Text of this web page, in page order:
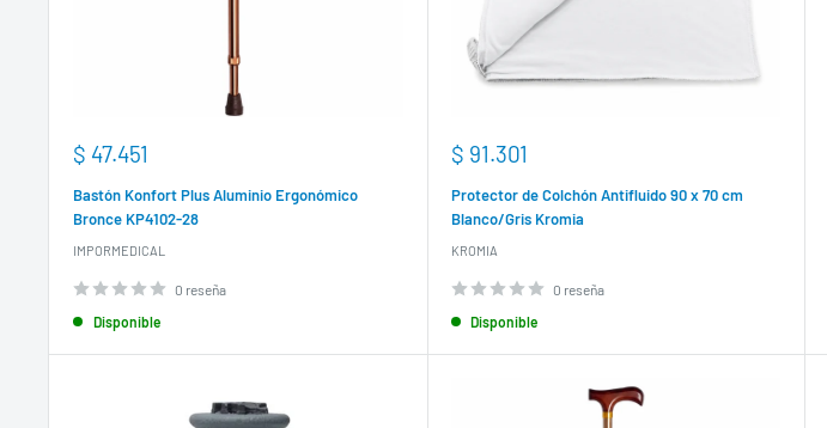
Precio
venta
$ 47.451
Bastón Konfort Plus Aluminio Ergonómico
Bronce KP4102-28
IMPORMEDICAL
0 reseña
Disponible
Precio
venta
$ 91.301
Protector de Colchón Antifluido 90 x 70 cm
Blanco/Gris Kromia
KROMIA
0 reseña
Disponible